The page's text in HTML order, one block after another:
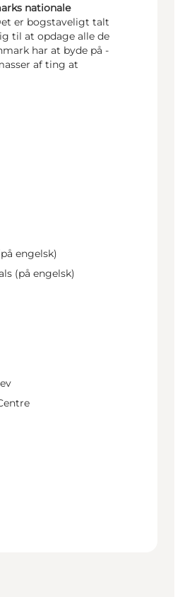
nationale
er bogstaveligt talt
til at opdage alle de
har at byde på -
af ting at
engelsk)
(på engelsk)